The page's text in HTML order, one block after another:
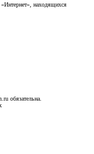
«Интернет», находящихся
обязательна.